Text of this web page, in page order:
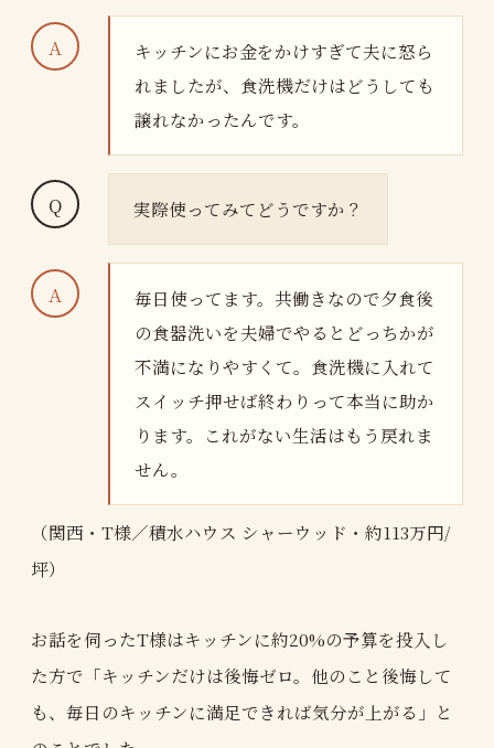
キッチンにお金をかけすぎて夫に怒ら
れましたが、食洗機だけはどうしても
譲れなかったんです。
実際使ってみてどうですか？
毎日使ってます。共働きなので夕食後
の食器洗いを夫婦でやるとどっちかが
不満になりやすくて。食洗機に入れて
スイッチ押せば終わりって本当に助か
ります。これがない生活はもう戻れま
せん。
（関西・T様／積水ハウス シャーウッド・約113万円/
坪）
お話を伺ったT様はキッチンに約20%の予算を投入し
た方で「キッチンだけは後悔ゼロ。他のこと後悔して
も、毎日のキッチンに満足できれば気分が上がる」と